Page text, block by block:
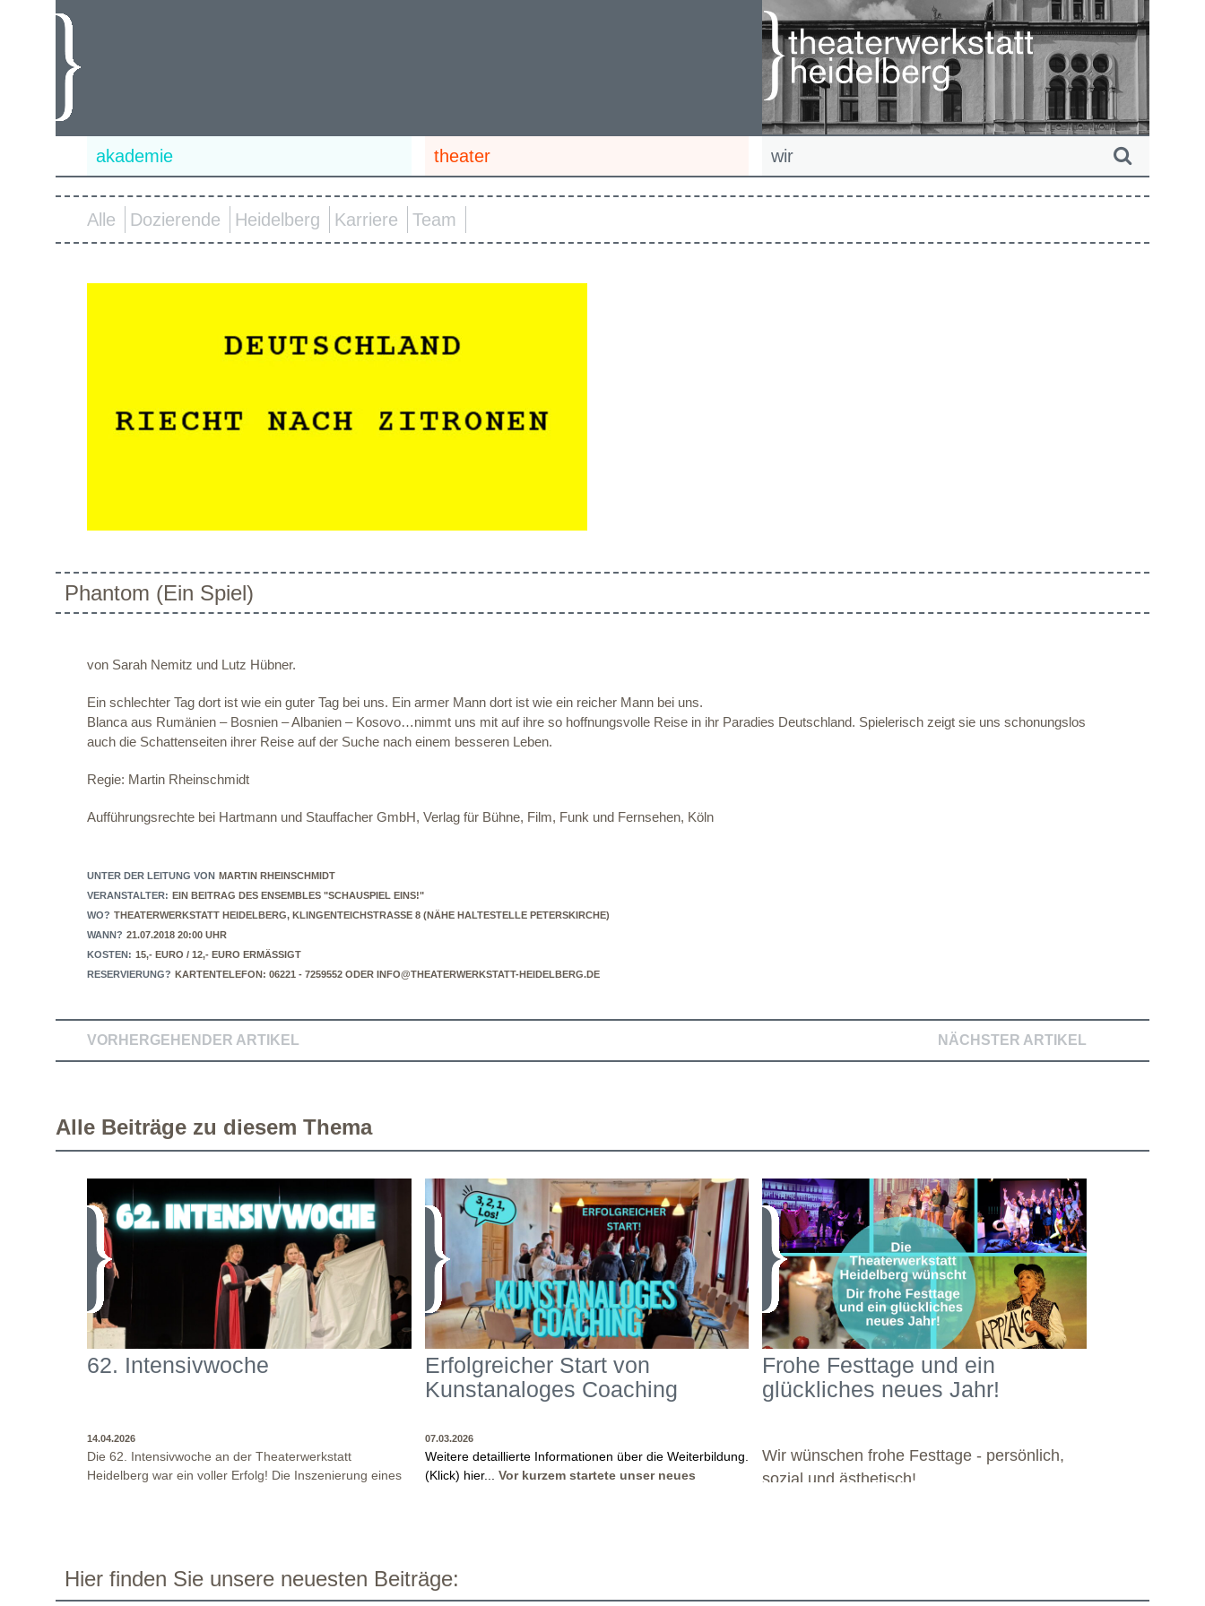
akademie theater wir
Alle Dozierende Heidelberg Karriere Team
Phantom (Ein Spiel)
von Sarah Nemitz und Lutz Hübner.
Ein schlechter Tag dort ist wie ein guter Tag bei uns. Ein armer Mann dort ist wie ein reicher Mann bei uns.
Blanca aus Rumänien – Bosnien – Albanien – Kosovo…nimmt uns mit auf ihre so hoffnungsvolle Reise in ihr Paradies Deutschland. Spielerisch zeigt sie uns schonungslos
auch die Schattenseiten ihrer Reise auf der Suche nach einem besseren Leben.
Regie: Martin Rheinschmidt
Aufführungsrechte bei Hartmann und Stauffacher GmbH, Verlag für Bühne, Film, Funk und Fernsehen, Köln
UNTER DER LEITUNG VON MARTIN RHEINSCHMIDT
VERANSTALTER: EIN BEITRAG DES ENSEMBLES "SCHAUSPIEL EINS!"
WO? THEATERWERKSTATT HEIDELBERG, KLINGENTEICHSTRASSE 8 (NÄHE HALTESTELLE PETERSKIRCHE)
WANN? 21.07.2018 20:00 UHR
KOSTEN: 15,- EURO / 12,- EURO ERMÄSSIGT
RESERVIERUNG? KARTENTELEFON: 06221 - 7259552 ODER INFO@THEATERWERKSTATT-HEIDELBERG.DE
VORHERGEHENDER ARTIKEL NÄCHSTER ARTIKEL
Alle Beiträge zu diesem Thema
62. Intensivwoche
14.04.2026
Die 62. Intensivwoche an der Theaterwerkstatt
Heidelberg war ein voller Erfolg! Die Inszenierung eines
dieser Stücke statt, sowie eine enge Zusammenarbeit in
den Inszenierungsprozessen. Beide Inszenierungen
NÄHE BUSHALTESTELLE PETERSKIRCHE (ALTSTADT)
Erfolgreicher Start von
Kunstanaloges Coaching
07.03.2026
Weitere detaillierte Informationen über die Weiterbildung.
(Klick) hier...
Vor kurzem startete unser neues
blickt begeistert auf das erste Wochenende zurück.
Besonders beeindruckt zeigt er sich von der Offenheit,
WANN?
Frohe Festtage und ein
glückliches neues Jahr!
Wir wünschen frohe Festtage - persönlich,
sozial und ästhetisch!
Hier finden Sie unsere neuesten Beiträge: